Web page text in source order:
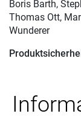
Boris Barth,
Thomas Ott,
Wunderer